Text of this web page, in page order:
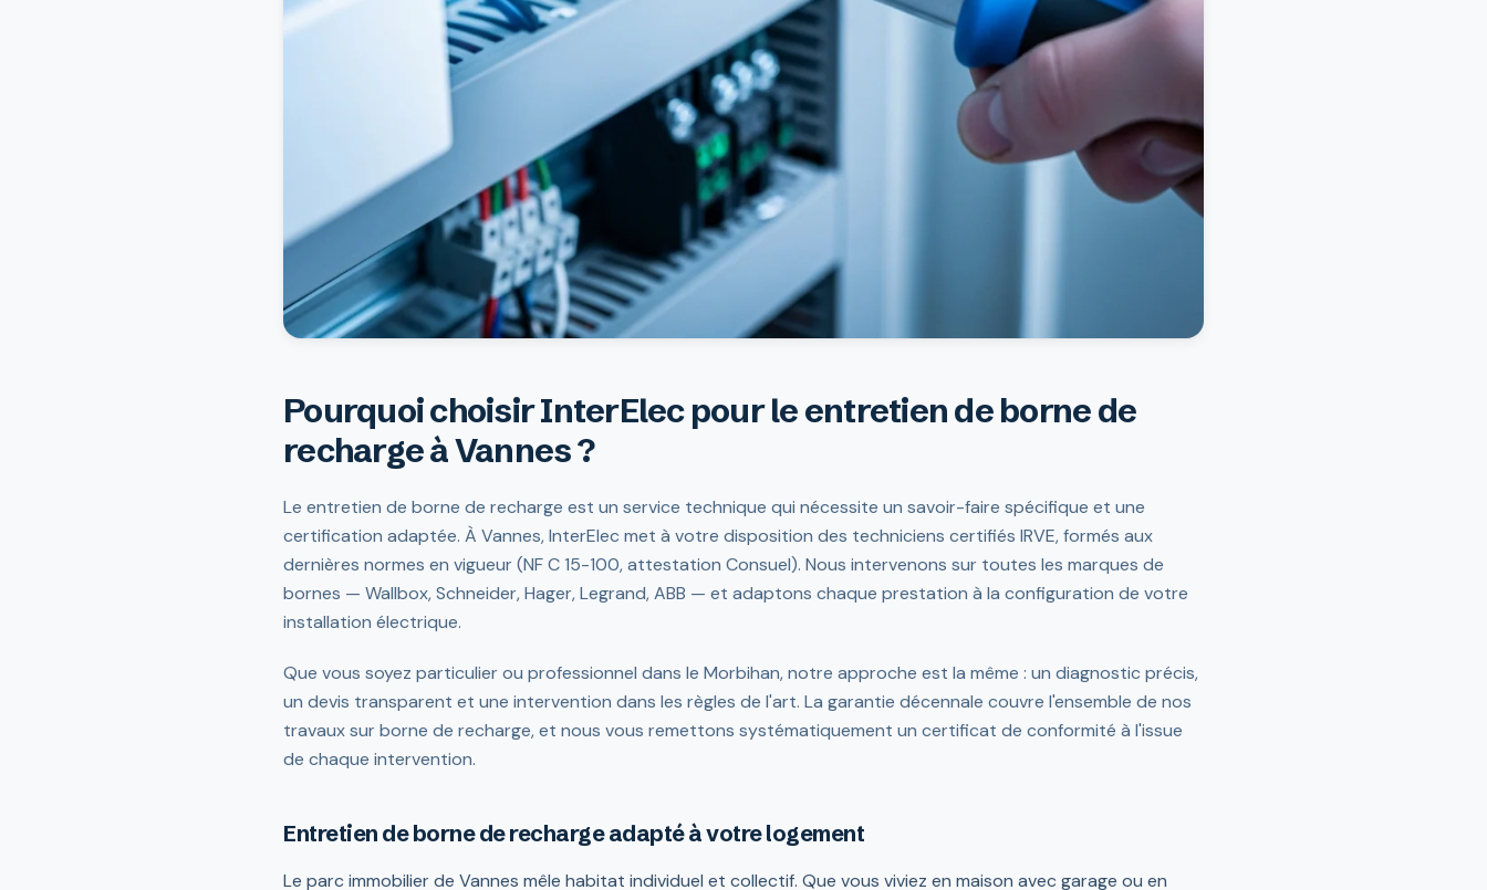
Pourquoi choisir InterElec pour le entretien de borne de
recharge à Vannes ?
Le entretien de borne de recharge est un service technique qui nécessite un savoir-faire spécifique et une
certification adaptée. À Vannes, InterElec met à votre disposition des techniciens certifiés IRVE, formés aux
dernières normes en vigueur (NF C 15-100, attestation Consuel). Nous intervenons sur toutes les marques de
bornes — Wallbox, Schneider, Hager, Legrand, ABB — et adaptons chaque prestation à la configuration de votre
installation électrique.
Que vous soyez particulier ou professionnel dans le Morbihan, notre approche est la même : un diagnostic précis,
un devis transparent et une intervention dans les règles de l'art. La garantie décennale couvre l'ensemble de nos
travaux sur borne de recharge, et nous vous remettons systématiquement un certificat de conformité à l'issue
de chaque intervention.
Entretien de borne de recharge adapté à votre logement
Le parc immobilier de Vannes mêle habitat individuel et collectif. Que vous viviez en maison avec garage ou en